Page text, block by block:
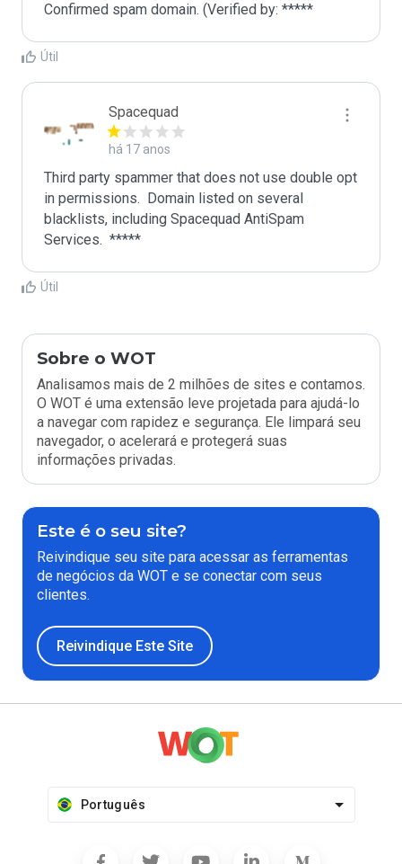
Confirmed spam domain. (Verified by: *****
Útil
Spacequad
há 17 anos
Third party spammer that does not use double opt
in permissions.  Domain listed on several
blacklists, including Spacequad AntiSpam
Útil
Sobre o WOT
Analisamos mais de 2 milhões de sites e contamos.
O WOT é uma extensão leve projetada para ajudá-lo
a navegar com rapidez e segurança. Ele limpará seu
navegador, o acelerará e protegerá suas
informações privadas.
Este é o seu site?
Reivindique seu site para acessar as ferramentas
de negócios da WOT e se conectar com seus
clientes.
Reivindique Este Site
Português